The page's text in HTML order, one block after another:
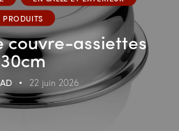
PRODUITS
couvre-assiettes
30cm
22 juin 2026